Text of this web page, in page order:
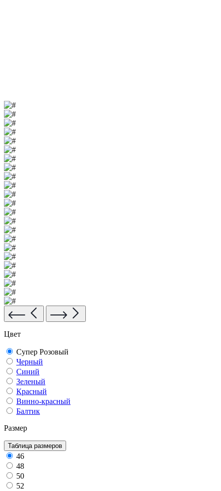
Цвет
Супер Розовый
Черный
Синий
Зеленый
Красный
Винно-красный
Балтик
Размер
Таблица размеров
46
48
50
52